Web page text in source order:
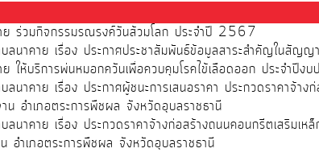
ย ร่วมกิจกรรมรณรงค์วันส้วมโลก ประจำปี 2567
บลนาคาย เรื่อง ประกาศประชาสัมพันธ์ข้อมูลสาระสำคัญในสั
ย ให้บริการพ่นหมอกควันเพื่อควบคุมโรคไข้เลือดออก ประจำ
ลนาคาย เรื่อง ประกาศผู้ชนะการเสนอราคา ประกวดราคาจ้
อำเภอตระการพืชผล จังหวัดอุบลราชธานี
ลนาคาย เรื่อง ประกวดราคาจ้างก่อสร้างถนนคอนกรีตเสริม
ำเภอตระการพืชผล จังหวัดอุบลราชธานี